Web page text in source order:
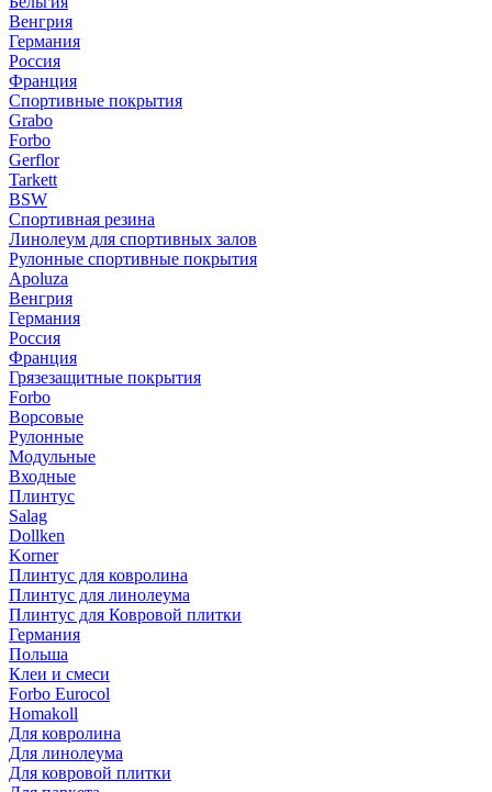
Венгрия
Германия
Россия
Франция
Спортивные покрытия
Grabo
Forbo
Gerflor
Tarkett
BSW
Спортивная резина
Линолеум для спортивных залов
Рулонные спортивные покрытия
Apoluza
Венгрия
Германия
Россия
Франция
Грязезащитные покрытия
Forbo
Ворсовые
Рулонные
Модульные
Входные
Плинтус
Salag
Dollken
Korner
Плинтус для ковролина
Плинтус для линолеума
Плинтус для Ковровой плитки
Германия
Польша
Клеи и смеси
Forbo Eurocol
Homakoll
Для ковролина
Для линолеума
Для ковровой плитки